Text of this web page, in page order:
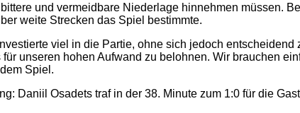
und vermeidbare Niederlage hinnehmen müssen.
weite Strecken das Spiel bestimmte.
viel in die Partie, ohne sich jedoch
unseren hohen Aufwand zu belohnen. Wir brauchen
Spiel.
Daniil Osadets traf in der 38. Minute zum 1:0 für die